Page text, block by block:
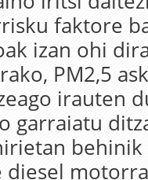
faktore
izan ohi
PM2,5
irauten
garraiatu
diesel